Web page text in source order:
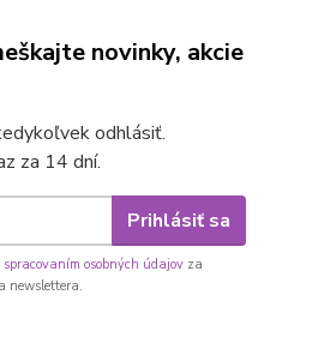
novinky, akcie
odhlásiť.
za 14 dní.
Prihlásiť sa
spracovaním osobných údajov za
newslettera.